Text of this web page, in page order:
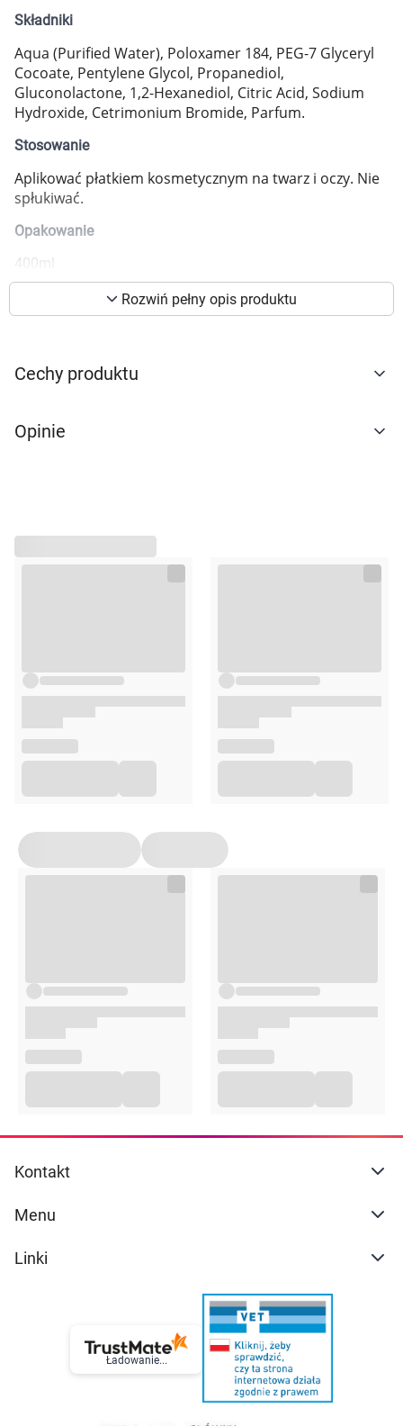
dostosowania zawartości serwisu do Twoich
warunki przechowywania lub dostępu do
cookies poprzez kliknięcie przycisku
ustawienia wszystkich cookies klikając
AKCEPTUJĘ WSZYSTKIE
Składniki
Aqua (Purified Water), Poloxamer 184, PEG-7 Glyceryl
Cocoate, Pentylene Glycol, Propanediol,
Gluconolactone, 1,2-Hexanediol, Citric Acid, Sodium
Hydroxide, Cetrimonium Bromide, Parfum.
Stosowanie
Aplikować płatkiem kosmetycznym na twarz i oczy. Nie
spłukiwać.
Opakowanie
400ml
Rozwiń pełny opis produktu
Cechy produktu
Opinie
Kontakt
Menu
Linki
Ładowanie...